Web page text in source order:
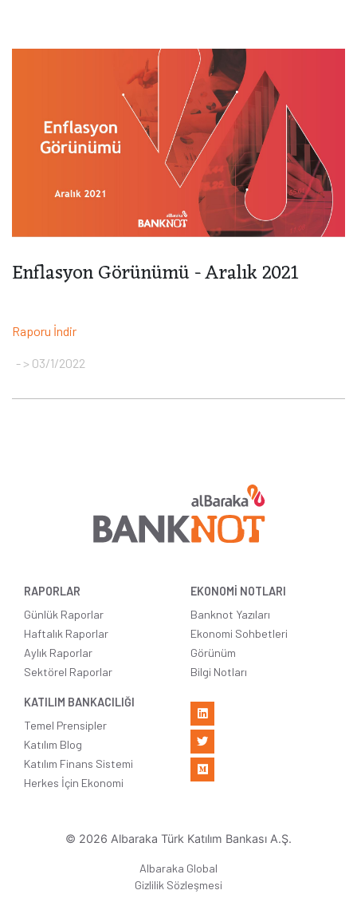
Enflasyon Görünümü - Aralık 2021
Raporu İndir
> 03/1/2022
RAPORLAR
Günlük Raporlar
Haftalık Raporlar
Aylık Raporlar
Sektörel Raporlar
EKONOMİ NOTLARI
Banknot Yazıları
Ekonomi Sohbetleri
Görünüm
Bilgi Notları
KATILIM BANKACILIĞI
Temel Prensipler
Katılım Blog
Katılım Finans Sistemi
Herkes İçin Ekonomi
© 2026 Albaraka Türk Katılım Bankası A.Ş.
Albaraka Global
Gizlilik Sözleşmesi